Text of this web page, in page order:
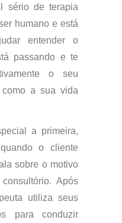
sério de terapia
humano e está
entender o
passando e te
o seu
como a sua vida
a primeira,
o cliente
sobre o motivo
Após
utiliza seus
para conduzir